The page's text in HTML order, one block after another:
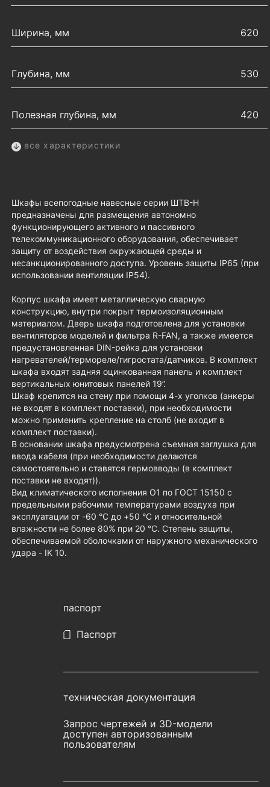
Ширина, мм 620
Глубина, мм 530
Полезная глубина, мм 420
все характеристики
Шкафы всепогодные навесные серии ШТВ-Н
предназначены для размещения автономно
функционирующего активного и пассивного
телекоммуникационного оборудования, обеспечивает
защиту от воздействия окружающей среды и
несанкционированного доступа. Уровень защиты IP65 (при
использовании вентиляции IP54).
Корпус шкафа имеет металлическую сварную
конструкцию, внутри покрыт термоизоляционным
материалом. Дверь шкафа подготовлена для установки
вентиляторов моделей и фильтра R-FAN, а также имеется
предустановленная DIN-рейка для установки
нагревателей/термореле/гигростата/датчиков. В комплект
шкафа входят задняя оцинкованная панель и комплект
вертикальных юнитовых панелей 19”.
Шкаф крепится на стену при помощи 4-х уголков (анкеры
не входят в комплект поставки), при необходимости
можно применить крепление на столб (не входит в
комплект поставки).
В основании шкафа предусмотрена съемная заглушка для
ввода кабеля (при необходимости делаются
самостоятельно и ставятся гермовводы (в комплект
поставки не входят)).
Вид климатического исполнения О1 по ГОСТ 15150 с
предельными рабочими температурами воздуха при
эксплуатации от -60 °С до +50 °С и относительной
влажности не более 80% при 20 °С. Cтепень защиты,
обеспечиваемой оболочками от наружного механического
удара - IK 10.
паспорт
Паспорт
техническая документация
Запрос чертежей и 3D-модели
доступен авторизованным
пользователям